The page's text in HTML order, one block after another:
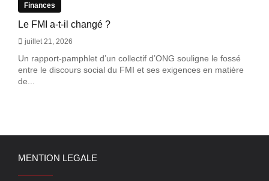
Finances
Le FMI a-t-il changé ?
juillet 21, 2026
Un rapport-pamphlet d’un collectif d’ONG souligne le fossé
entre le discours social du FMI et ses exigences en matière
de...
MENTION LEGALE